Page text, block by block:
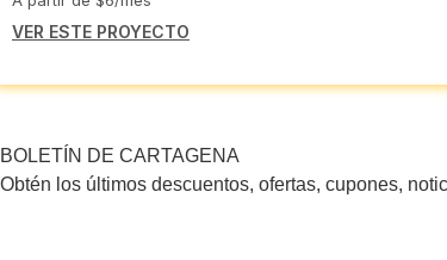
VER ESTE PROYECTO
BOLETÍN DE CARTAGENA
Obtén los últimos descuentos, ofertas, cupones,